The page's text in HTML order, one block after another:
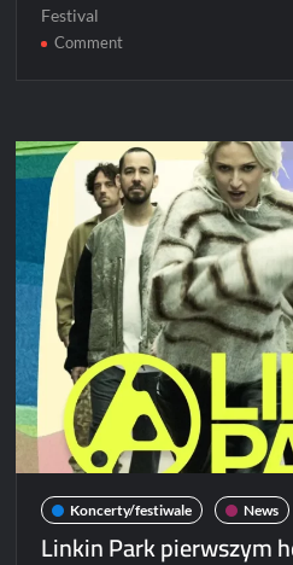
Festival
Commenton
gwiazdu
festiwalu
Open’er
2025
Koncerty/festiwale News
Linkin Park pierwszym